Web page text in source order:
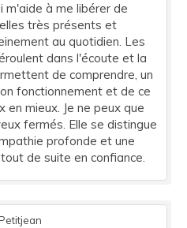
m'aide à me libérer de
très présents et
au quotidien. Les
dans l'écoute et la
de comprendre, un
fonctionnement et de ce
mieux. Je ne peux que
fermés. Elle se distingue
profonde et une
de suite en confiance.